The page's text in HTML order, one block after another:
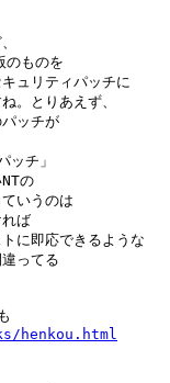
ものを
ュリティパッチに
。とりあえず、
ッチが
ッチ」
の
いうのは
ば
に即応できるような
ってる
henkou.html